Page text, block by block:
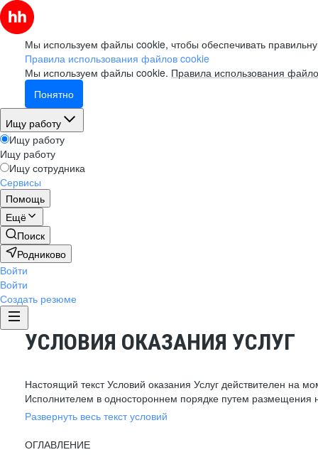
Мы используем файлы cookie, чтобы обеспечивать
Правила использования файлов cookie
Мы используем файлы cookie. Правила использования
Понятно
Ищу работу
Ищу работу
Ищу работу
Ищу сотрудника
Сервисы
Помощь
Ещё
Поиск
Родниково
Войти
Войти
Создать резюме
УСЛОВИЯ ОКАЗАНИЯ УСЛУГ
Настоящий текст Условий оказания Услуг действителен на
Исполнителем в одностороннем порядке путем размещения
Развернуть весь текст условий
ОГЛАВЛЕНИЕ